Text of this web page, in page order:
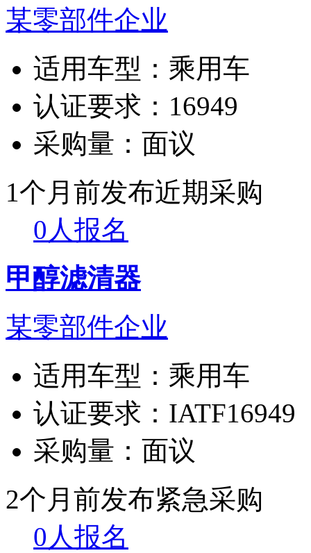
某零部件企业
适用车型： 乘用车
认证要求： 16949
采购量： 面议
1个月前发布近期采购
0人报名
甲醇滤清器
某零部件企业
适用车型： 乘用车
认证要求： IATF16949
采购量： 面议
2个月前发布紧急采购
0人报名